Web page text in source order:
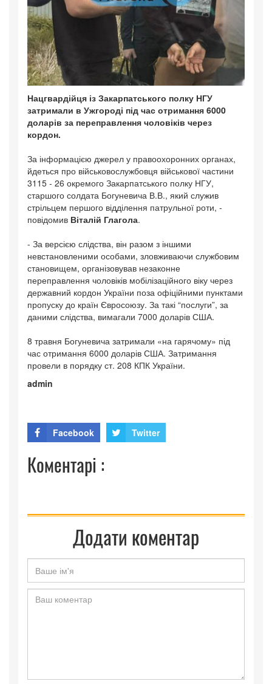
Нацгвардійця із Закарпатського полку НГУ
затримали в Ужгороді під час отримання 6000
доларів за переправлення чоловіків через
кордон.
За інформацією джерел у правоохоронних органах,
йдеться про військовослужбовця військової частини
3115 - 26 окремого Закарпатського полку НГУ,
старшого солдата Богуневича В.В., який служив
стрільцем першого відділення патрульної роти, -
повідомив Віталій Глагола.
- За версією слідства, він разом з іншими
невстановленими особами, зловживаючи службовим
становищем, організовував незаконне
переправлення чоловіків мобілізаційного віку через
державний кордон України поза офіційними пунктами
пропуску до країн Євросоюзу. За такі “послуги”, за
даними слідства, вимагали 7000 доларів США.
8 травня Богуневича затримали «на гарячому» під
час отримання 6000 доларів США. Затримання
провели в порядку ст. 208 КПК України.
admin
Facebook Twitter
Коментарі :
Додати коментар